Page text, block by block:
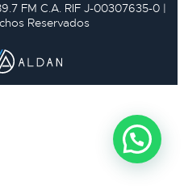
FM C.A. RIF J-00307635-0 |
Reservados